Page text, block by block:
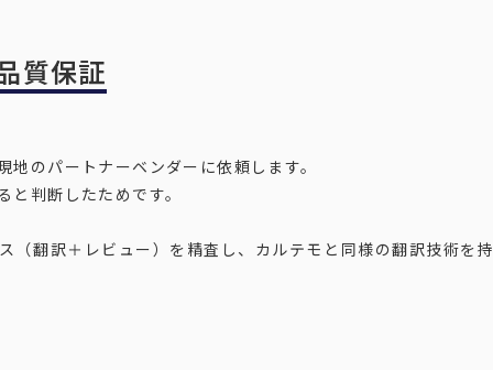
質保証
のパートナーベンダーに依頼します。
判断したためです。
（翻訳＋レビュー）を精査し、カルテモと同様の翻訳技術を持